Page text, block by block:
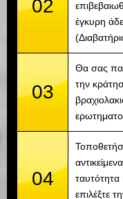
02
έγκυρη
03
Θα σας
την
04
ταυτότητα
επιλέξτε